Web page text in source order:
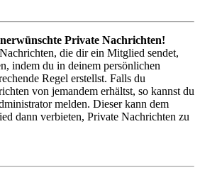
Private Nachrichten!
die dir ein Mitglied sendet,
indem du in deinem persönlichen
Regel erstellst. Falls du
von jemandem erhältst, so kannst du
melden. Dieser kann dem
dann verbieten, Private Nachrichten zu